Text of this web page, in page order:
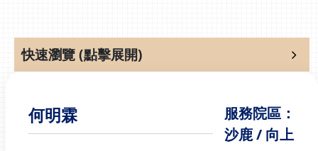
快速瀏覽 (點擊展開)
何明霖
服務院區：
沙鹿 / 向上